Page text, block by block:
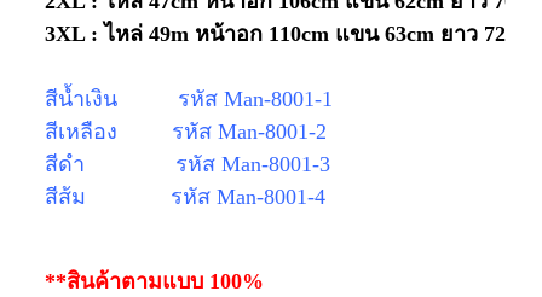
3XL : ไหล่ 49m หน้าอก 110cm แขน 63cm ยาว 72cm
สีน้ำเงิน รหัส Man-8001-1
สีเหลือง รหัส Man-8001-2
สีดำ รหัส Man-8001-3
สีส้ม รหัส Man-8001-4
**สินค้าตามแบบ 100%